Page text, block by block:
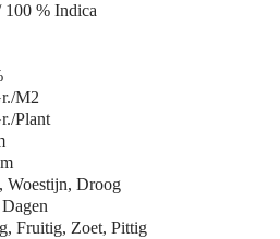
100 % Indica
m2
plant
Woestijn, Droog
Fruitig, Zoet, Pittig